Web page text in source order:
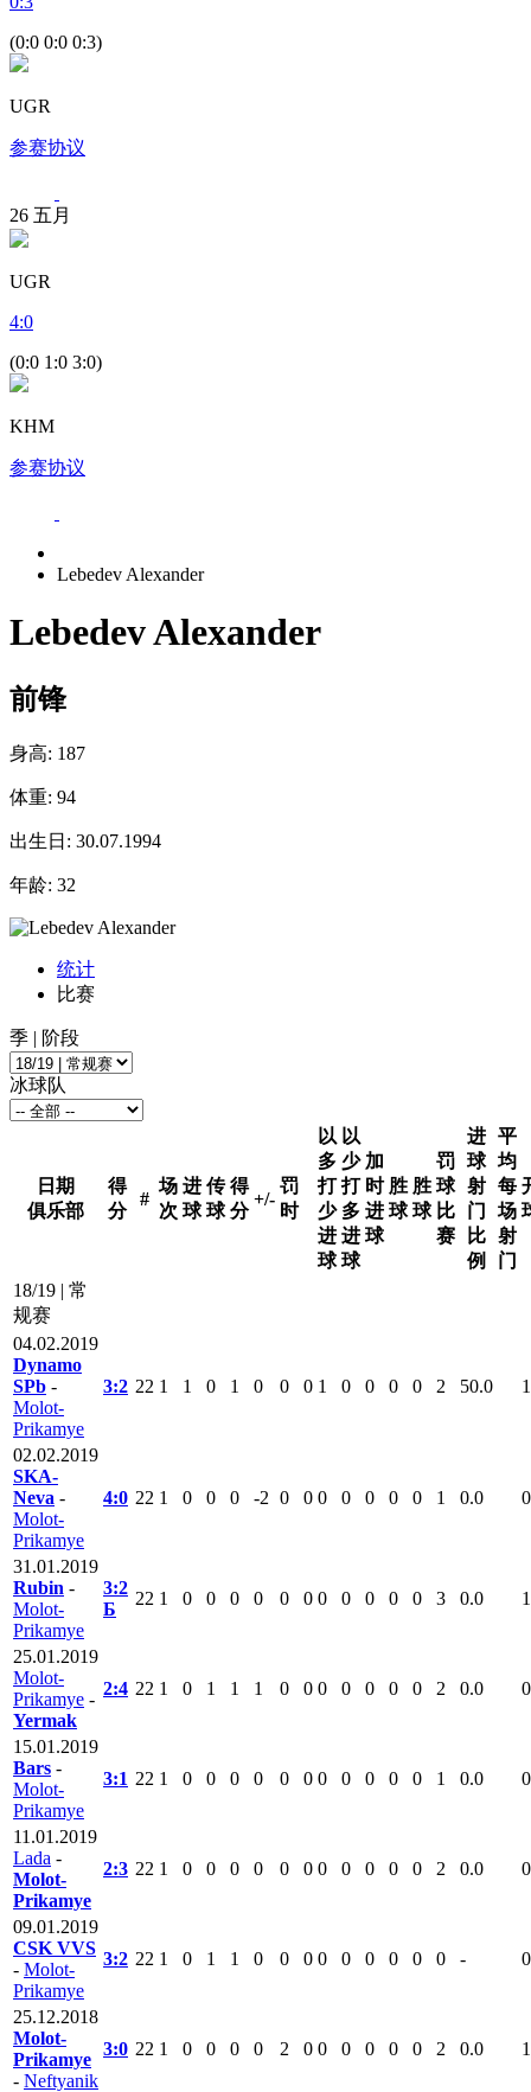
(0:0 0:0 0:3)
UGR
参赛协议
26 五月
UGR
4:0
(0:0 1:0 3:0)
KHM
参赛协议
Lebedev Alexander
Lebedev Alexander
前锋
身高: 187
体重: 94
出生日: 30.07.1994
年龄: 32
统计
比赛
季 | 阶段
冰球队
日期
俱乐部
得
分
#
场
次
进
球
传
球
得
分
+/-
罚
时
以
多
打
少
进
球
以
少
打
多
进
球
加
时
进
球
胜
球
胜
球
罚
球
比
赛
进
球
射
门
比
例
平
均
每
场
射
门
18/19 | 常
规赛
04.02.2019
Dynamo
SPb -
Molot-
Prikamye
3:2 22 1 1 0 1 0 0 0 1 0 0 0 0 2 50.0 1
02.02.2019
SKA-
Neva -
Molot-
Prikamye
4:0 22 1 0 0 0 -2 0 0 0 0 0 0 0 1 0.0 0
31.01.2019
Rubin -
Molot-
Prikamye
3:2
Б
22 1 0 0 0 0 0 0 0 0 0 0 0 3 0.0 1
25.01.2019
Molot-
Prikamye -
Yermak
2:4 22 1 0 1 1 1 0 0 0 0 0 0 0 2 0.0 0
15.01.2019
Bars -
Molot-
Prikamye
3:1 22 1 0 0 0 0 0 0 0 0 0 0 0 1 0.0 0
11.01.2019
Lada -
Molot-
Prikamye
2:3 22 1 0 0 0 0 0 0 0 0 0 0 0 2 0.0 0
09.01.2019
CSK VVS
- Molot-
Prikamye
3:2 22 1 0 1 1 0 0 0 0 0 0 0 0 0 - 0
25.12.2018
Molot-
Prikamye
- Neftyanik
3:0 22 1 0 0 0 0 2 0 0 0 0 0 0 2 0.0 1